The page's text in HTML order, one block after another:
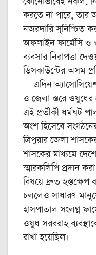
করতে না পারে, তার
নজরদারি সুনিশ্চিত
অফলাইন ফার্মেসি ও
ব্যবসার নিরাপত্তা
ডিসকাউন্টের অসম
এদিন
ও জেলা স্তরে ওষুধের
এই প্রতীকী ধর্মঘট
অংশ হিসেবে
ত্রিপুরার জেলা
শাসকের মাধ্যমে
স্মারকলিপি প্রদান
বিষয়ে দ্রুত হস্তক্ষেপ
চললেও সাধারণ
হাসপাতাল সংলগ্ন
ওষুধ সরবরাহ
রাখা হয়েছিল।